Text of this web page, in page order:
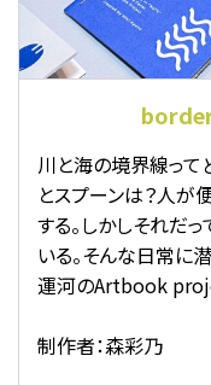
border
川と海の境界線って
とスプーンは？人
する。しかしそれだ
いる。そんな日常に
運河のArtbook
制作者：森彩乃